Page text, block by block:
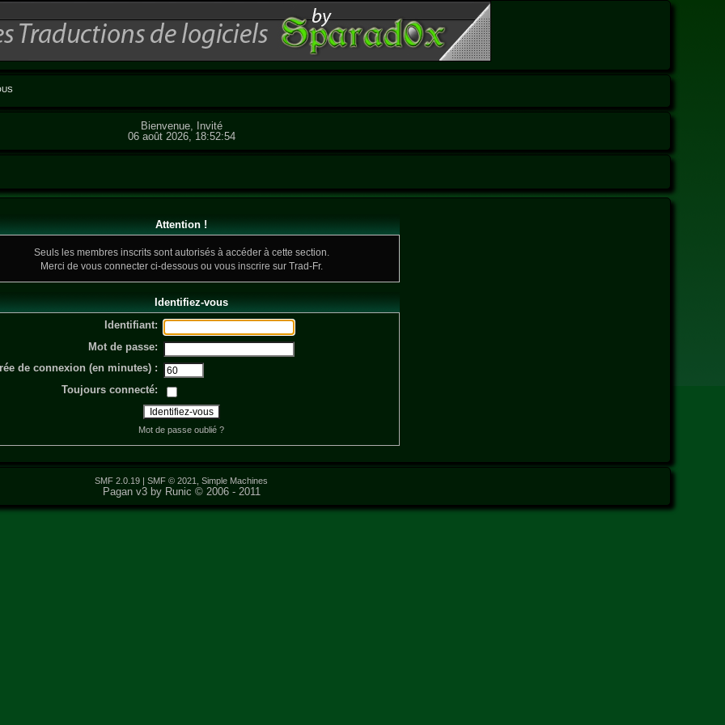
Bienvenue, Invité
06 août 2026, 18:52:54
Attention !
Seuls les membres inscrits sont autorisés à accéder à cette section.
Merci de vous connecter ci-dessous ou vous inscrire sur Trad-Fr.
Identifiez-vous
Identifiant:
Mot de passe:
de connexion (en minutes) :
Toujours connecté:
Mot de passe oublié ?
SMF 2.0.19 | SMF © 2021 Simple Machines
Pagan v3 by Runic © 2006 - 2011